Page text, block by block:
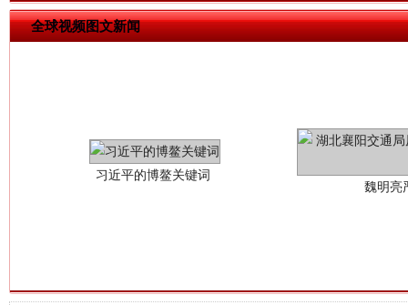
全球视频图文新闻